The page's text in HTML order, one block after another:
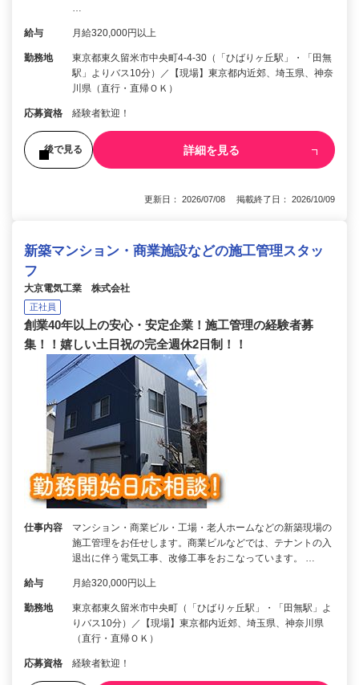
…
給与 月給320,000円以上
勤務地
東京都東久留米市中央町4-4-30（「ひばりヶ丘駅」・「田無
駅」よりバス10分）／【現場】東京都内近郊、埼玉県、神奈
川県（直行・直帰ＯＫ）
応募資格 経験者歓迎！
後で見る 詳細を見る
更新日： 2026/07/08 掲載終了日： 2026/10/09
新築マンション・商業施設などの施工管理スタッ
フ
大京電気工業 株式会社
正社員
創業40年以上の安心・安定企業！施工管理の経験者募
集！！嬉しい土日祝の完全週休2日制！！
仕事内容
マンション・商業ビル・工場・老人ホームなどの新築現場の
施工管理をお任せします。商業ビルなどでは、テナントの入
退出に伴う電気工事、改修工事をおこなっています。 …
給与 月給320,000円以上
勤務地
東京都東久留米市中央町（「ひばりヶ丘駅」・「田無駅」よ
りバス10分）／【現場】東京都内近郊、埼玉県、神奈川県
（直行・直帰ＯＫ）
応募資格 経験者歓迎！